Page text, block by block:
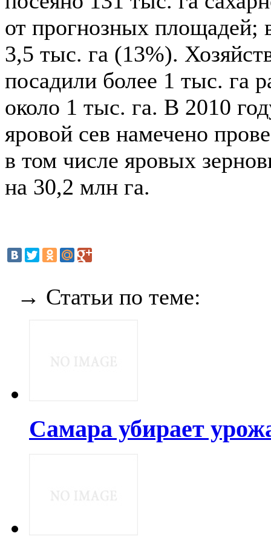
от прогнозных площадей;
3,5 тыс. га (13%).
посадили более 1 тыс. га
около 1 тыс. га. В 2010
яровой сев намечено
в том числе яровых
на 30,2 млн га.
→ Статьи по теме:
Самара убирает